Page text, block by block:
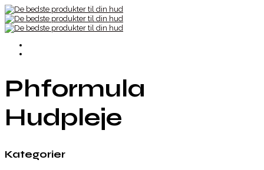
Phformula
Hudpleje
Kategorier